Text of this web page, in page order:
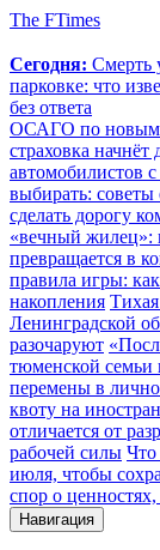
The FTimes
Сегодня: Смерть
парковке: что
без ответа
ОСАГО по новым
страховка
автомобилистов с
выбирать:
сделать дорогу
«вечный жилец»:
превращается в
правила игры:
накопления
Ленинградской
разочаруют
тюменской семьи
перемены в
квоту на
отличается от
рабочей силы Что
июля, чтобы
спор о
Навигация